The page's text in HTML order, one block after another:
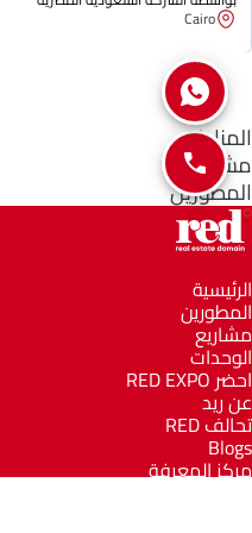
Cairo
المناطق
مشاريع
المطورين
الرئيسية
المطورين
مشاريع
الوحدات
احضر RED EXPO
عن ريد
تحالف RED
Blogs
مركز المعرفة